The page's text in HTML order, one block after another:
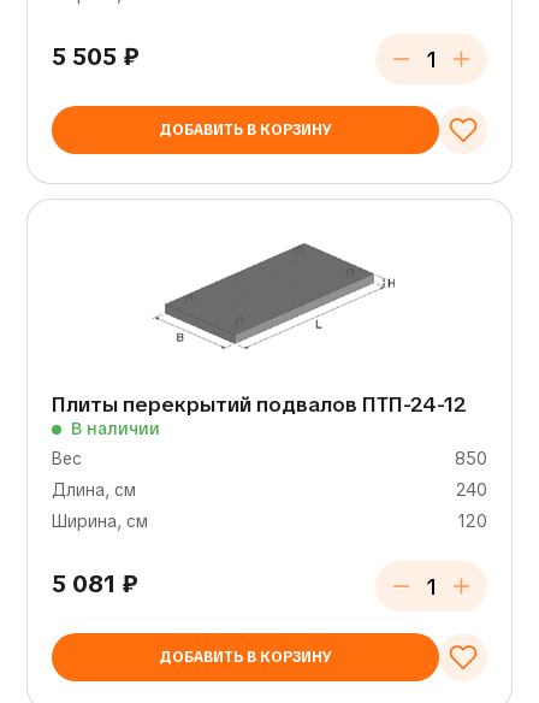
5 505 ₽
ДОБАВИТЬ В КОРЗИНУ
Плиты перекрытий подвалов ПТП-24-12
В наличии
Вес
850
Длина, см
240
Ширина, см
120
5 081 ₽
ДОБАВИТЬ В КОРЗИНУ